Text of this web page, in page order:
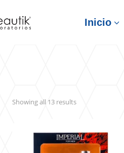
Inicio3
Showing all 13 resultsSorted